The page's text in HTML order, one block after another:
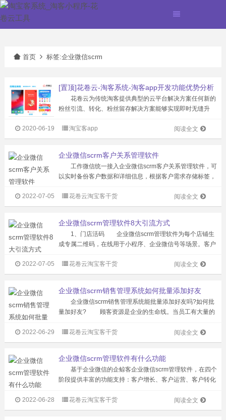
首页 标签:企业微信scrm
[置顶]花卷云-淘客系统-淘客app开发功能优势分析
花卷云为传统淘客提供典型的云平台解决方案任何新的
粉丝引流、转化、粉丝留存解决方案能够实现即时无缝升
家，注册粉丝2000万。淘客APP产品市场占有率超50%，
累计为站长创造佣金超2亿...
阅读全文
2020-06-19 淘宝客app
企业微信scrm客户关系管理软件
工作微信统一接入企业微信scrm客户关系管理软件，可
以实时备份客户数据和详细信息，根据客户需求存储标签，
各自的类别进行查询或导出，客户资料将永久保存。即使封
号，员工离职或者设备更换，也...
阅读全文
2022-07-05 花卷云淘宝客干货
企业微信scrm管理软件8大引流方式
1、门店活码 企业微信scrm管理软件为每个店铺生
成专属二维码，在线用于小程序、企业微信号等场景。客户
近的店主或店铺群，实现以店铺为中心的服务半径，精准锁
定附近的客户，将客户添加到附...
阅读全文
2022-07-05 花卷云淘宝客干货
企业微信scrm销售管理系统如何批量添加好友
企业微信scrm销售管理系统能批量添加好友吗?如何批
量加好友? 顾客资源是企业的生命线。当员工有大量的
手机号码需要手动输入并依次添加，不仅降低了员工的工作
效率，还因为频繁...
阅读全文
2022-06-29 花卷云淘宝客干货
企业微信scrm管理软件有什么功能
基于企业微信的企鲸客企业微信scrm管理软件，在四个
阶段提供丰富的功能支持：客户增长、客户运营、客户转化
户获取玩法，成本低，效率高，指数级客户获取，私域客户
大规模增长； 2、客户运...
阅读全文
2022-06-28 花卷云淘宝客干货